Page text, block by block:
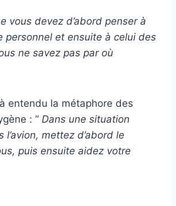
vous devez d’abord penser à
personnel et ensuite à celui des
ne savez pas par où
entendu la métaphore des
: ” Dans une situation
l’avion, mettez d’abord le
puis ensuite aidez votre